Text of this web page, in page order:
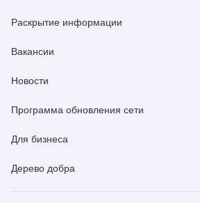
Раскрытие информации
Вакансии
Новости
Программа обновления сети
Для бизнеса
Дерево добра